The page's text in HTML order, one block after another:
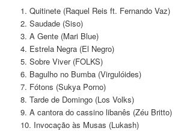
1. Quitinete (Raquel Reis ft. Fernando Vaz)
2. Saudade (Siso)
3. A Gente (Mari Blue)
4. Estrela Negra (El Negro)
5. Sobre Viver (FOLKS)
6. Bagulho no Bumba (Virgulóides)
7. Fótons (Sukya Porno)
8. Tarde de Domingo (Los Volks)
9. A cantora do cassino libanês (Zéu Britto)
10. Invocação às Musas (Lukash)